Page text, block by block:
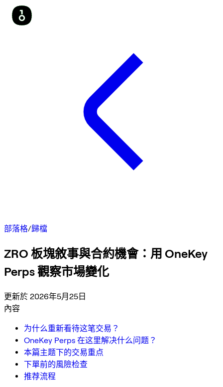
部落格/歸檔
ZRO 板塊敘事與合約機會：用 OneKey
Perps 觀察市場變化
更新於 2026年5月25日
內容
为什么重新看待这笔交易？
OneKey Perps 在这里解决什么问题？
本篇主题下的交易重点
下單前的風險检查
推荐流程